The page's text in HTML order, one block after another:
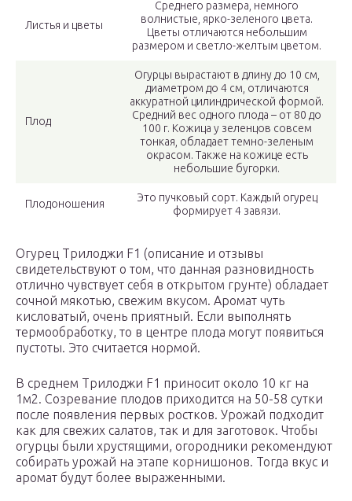
Листья и цветы
Среднего размера, немного
волнистые, ярко-зеленого цвета.
Цветы отличаются небольшим
размером и светло-желтым цветом.
Плод
Огурцы вырастают в длину до 10 см,
диаметром до 4 см, отличаются
аккуратной цилиндрической формой.
Средний вес одного плода – от 80 до
100 г. Кожица у зеленцов совсем
тонкая, обладает темно-зеленым
окрасом. Также на кожице есть
небольшие бугорки.
Плодоношения
Это пучковый сорт. Каждый огурец
формирует 4 завязи.
Огурец Трилоджи F1 (описание и отзывы
свидетельствуют о том, что данная разновидность
отлично чувствует себя в открытом грунте) обладает
сочной мякотью, свежим вкусом. Аромат чуть
кисловатый, очень приятный. Если выполнять
термообработку, то в центре плода могут появиться
пустоты. Это считается нормой.
В среднем Трилоджи F1 приносит около 10 кг на
1м2. Созревание плодов приходится на 50-58 сутки
после появления первых ростков. Урожай подходит
как для свежих салатов, так и для заготовок. Чтобы
огурцы были хрустящими, огородники рекомендуют
собирать урожай на этапе корнишонов. Тогда вкус и
аромат будут более выраженными.